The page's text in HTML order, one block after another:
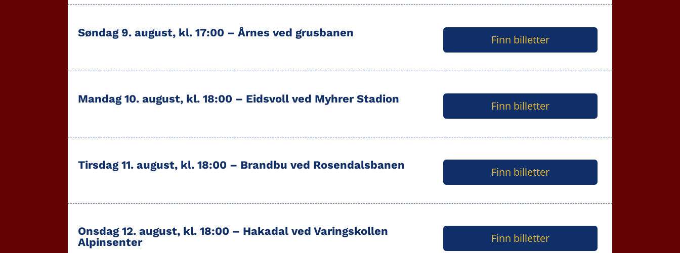
Søndag 9. august, kl. 17:00 –Årnesved grusbanen
Finn billetter
Mandag 10. august, kl. 18:00 – Eidsvoll ved Myhrer Stadion
Finn billetter
Tirsdag 11. august, kl. 18:00 – Brandbu ved Rosendalsbanen
Finn billetter
Onsdag 12. august, kl. 18:00 – Hakadal ved Varingskollen
Alpinsenter
Finn billetter